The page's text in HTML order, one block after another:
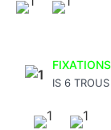
IS 6